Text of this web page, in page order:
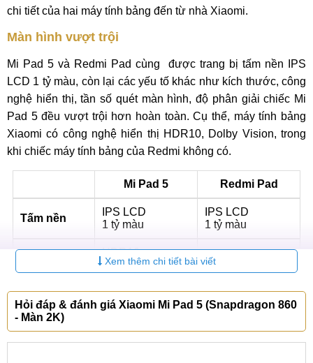
chi tiết của hai máy tính bảng đến từ nhà Xiaomi.
Màn hình vượt trội
Mi Pad 5 và Redmi Pad cùng được trang bị tấm nền IPS
LCD 1 tỷ màu, còn lại các yếu tố khác như kích thước, công
nghệ hiển thị, tần số quét màn hình, độ phân giải chiếc Mi
Pad 5 đều vượt trội hơn hoàn toàn. Cụ thể, máy tính bảng
Xiaomi có công nghệ hiển thị HDR10, Dolby Vision, trong
khi chiếc máy tính bảng của Redmi không có.
Mi Pad 5 Redmi Pad
Tấm nền
IPS LCD
1 tỷ màu
IPS LCD
1 tỷ màu
HDR10,
Dolby Vision
Tần số quét 120Hz 90Hz
Kích thước
Xem thêm chi tiết bài viết
Hỏi đáp & đánh giá Xiaomi Mi Pad 5 (Snapdragon 860
- Màn 2K)